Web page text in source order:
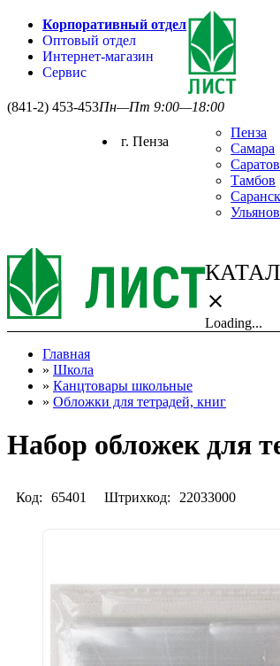
Корпоративный отдел
Оптовый отдел
Интернет-магазин
Сервис
(841-2) 453-453Пн—Пт 9:00—18:00
г. Пенза
Пенза
Самара
Саратов
Тамбов
Саранск
close
Loading...
Главная
» Школа
» Канцтовары школьные
» Обложки для тетрадей, книг
Набор обложек для
Код: 65401 Штрихкод: 22033000